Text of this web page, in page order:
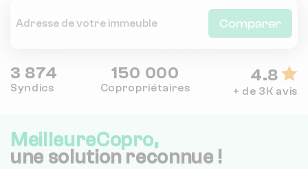
Comparer
3 874
Syndics
150 000
Copropriétaires
4.8
+ de 3K avis
MeilleureCopro,
une solution reconnue !